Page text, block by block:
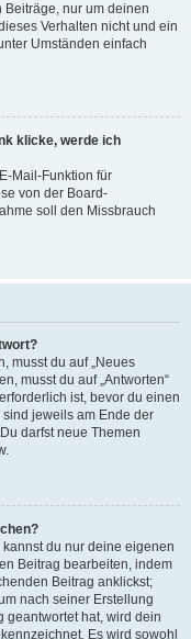
nur um deinen
Verhalten nicht und ein
Umständen einfach
klicke, werde ich
Mail-Funktion für
von der Board-
soll den Missbrauch
musst du auf „Neues
musst du auf „Antworten“
ist, bevor du einen
jeweils am Ende der
darfst neue Themen
du nur deine eigenen
Beitrag bearbeiten, indem
Beitrag anklickst;
nach seiner Erstellung
geantwortet hat, wird dein
Es wird sowohl